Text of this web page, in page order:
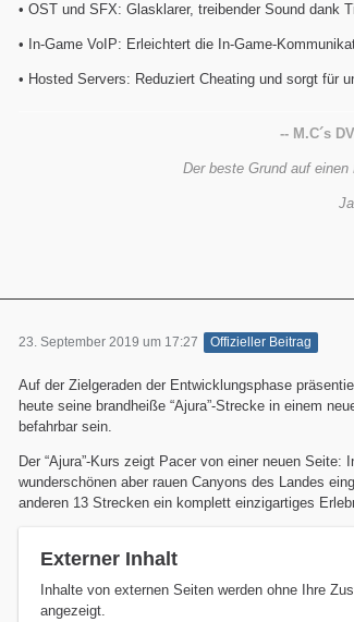
• OST und SFX: Glasklarer, treibender Sound dank
• In-Game VoIP: Erleichtert die In-Game-
• Hosted Servers: Reduziert Cheating und sorgt für
-- M.C´s
Der beste Grund auf
23. September 2019 um 17:27 Offizieller Beitrag
Auf der Zielgeraden der Entwicklungsphase
heute seine brandheiße “Ajura”-Strecke in einem
befahrbar sein.
Der “Ajura”-Kurs zeigt Pacer von einer neuen
wunderschönen aber rauen Canyons des Landes
anderen 13 Strecken ein komplett einzigartiges
Externer Inhalt
Inhalte von externen Seiten werden ohne Ihre
angezeigt.